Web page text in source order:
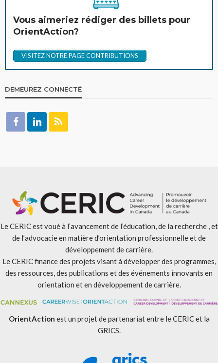
Vous aimeriez rédiger des billets pour
OrientAction?
VISITEZ NOTRE PAGE CONTRIBUTIONS
DEMEUREZ CONNECTÉ
Le CERIC est voué à l’avancement de l’éducation, de la recherche , et
de l’advocacie en matière d’orientation professionnelle et de
développement de carrière.
Le CERIC finance des projets visant à développer des programmes,
des ressources, des publications et des événements innovants en
orientation et en développement de carrière.
OrientAction est un projet de partenariat entre le CERIC et la
GRICS.